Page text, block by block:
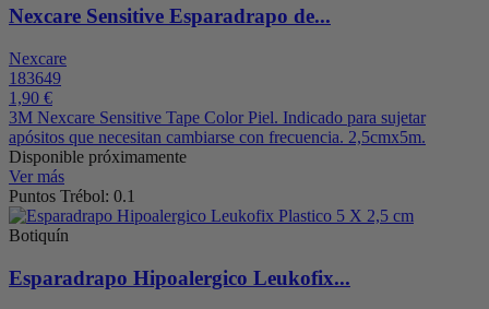
Nexcare Sensitive Esparadrapo de...
Nexcare
183649
1,90 €
3M Nexcare Sensitive Tape Color Piel. Indicado para sujetar
apósitos que necesitan cambiarse con frecuencia. 2,5cmx5m.
Disponible próximamente
Ver más
Puntos Trébol: 0.1
Botiquín
Esparadrapo Hipoalergico Leukofix...